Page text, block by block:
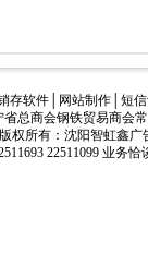
存软件 网站制作 │短
总商会钢铁贸易商会
版权所有：沈阳智虹鑫广
22511099 业务